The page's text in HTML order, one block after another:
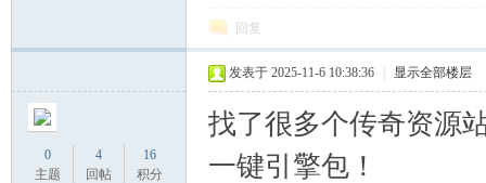
回复
0
主题
4
回帖
16
积分
发表于 2025-11-6 10:38:36 显示全部楼层
找了很多个传奇资源
一键引擎包！